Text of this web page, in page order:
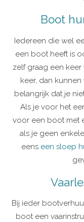
Boot
Iedereen die wel
een boot heeft is
zelf graag een
keer, dan
belangrijk dat je
Als je voor het
voor een boot met
als je geen
eens een sloep
Bij ieder
boot een